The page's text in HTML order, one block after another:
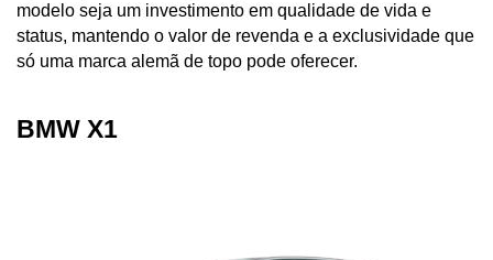
modelo seja um investimento em qualidade de vida e
status, mantendo o valor de revenda e a exclusividade que
só uma marca alemã de topo pode oferecer.
BMW X1